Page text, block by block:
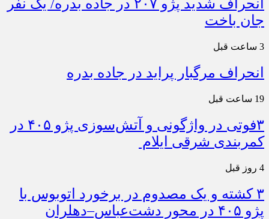
انحراف شدید پژو ۲۰۷ در جاده بدره/ یک نفر
جان باخت
3 ساعت قبل
انحراف مرگبار پراید در جاده بدره
19 ساعت قبل
۳فوتی در واژگونی و آتش‌سوزی پژو ۴۰۵ در
کمربندی شرقی ایلام
4 روز قبل
۳ کشته و یک مصدوم در برخورد اتوبوس با
پژو ۴۰۵ در محور دشت‌عباس–دهلران